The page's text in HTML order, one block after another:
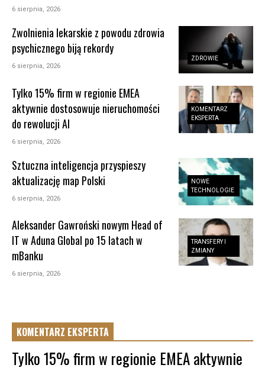
6 sierpnia, 2026
ZDROWIE
Zwolnienia lekarskie z powodu zdrowia
psychicznego biją rekordy
6 sierpnia, 2026
KOMENTARZ
EKSPERTA
Tylko 15% firm w regionie EMEA
aktywnie dostosowuje nieruchomości
do rewolucji AI
6 sierpnia, 2026
NOWE
TECHNOLOGIE
Sztuczna inteligencja przyspieszy
aktualizację map Polski
6 sierpnia, 2026
TRANSFERY I
ZMIANY
Aleksander Gawroński nowym Head of
IT w Aduna Global po 15 latach w
mBanku
6 sierpnia, 2026
KOMENTARZ EKSPERTA
Tylko 15% firm w regionie EMEA aktywnie